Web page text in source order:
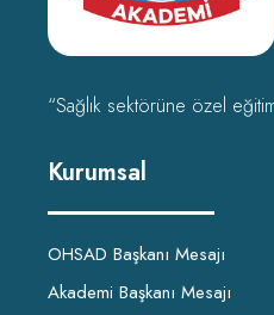
“Sağlık sektörüne özel
Kurumsal
OHSAD Başkanı Mesajı
Akademi Başkanı Mesajı